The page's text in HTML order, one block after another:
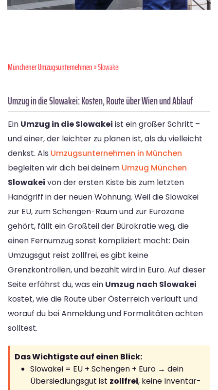
Münchener Umzugsunternehmen» Slowakei
Umzug in die Slowakei: Kosten, Route über Wien und Ablauf
Ein Umzug in die Slowakei ist ein großer Schritt –
und einer, der leichter zu planen ist, als du vielleicht
denkst. Als Umzugsunternehmen in München
begleiten wir dich bei deinem Umzug München
Slowakei von der ersten Kiste bis zum letzten
Handgriff in der neuen Wohnung. Weil die Slowakei
zur EU, zum Schengen-Raum und zur Eurozone
gehört, fällt ein Großteil der Bürokratie weg, die
einen Fernumzug sonst kompliziert macht: Dein
Umzugsgut reist zollfrei, es gibt keine
Grenzkontrollen, und bezahlt wird in Euro. Auf dieser
Seite erfährst du, was ein Umzug nach Slowakei
kostet, wie die Route über Österreich verläuft und
worauf du bei Anmeldung und Formalitäten achten
solltest.
Das Wichtigste auf einen Blick:
Slowakei = EU + Schengen + Euro → dein
Übersiedlungsgut ist zollfrei, keine Inventar-